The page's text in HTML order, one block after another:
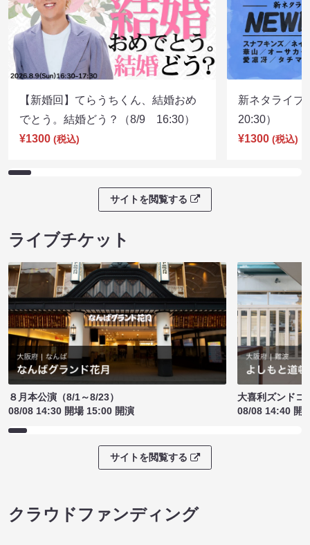
【新婚回】てらうちくん、結婚おめ
でとう。結婚どう？（8/9 16:30）
¥1300 (税込)
新ネタライ
20:30）
¥1300 (税込)
サイトを閲覧する
ライブチケット
８月本公演（8/1～8/23）
08/08 14:30 開場 15:00 開演
大喜利ズンドコ
08/08 14:40 開
サイトを閲覧する
クラウドファンディング